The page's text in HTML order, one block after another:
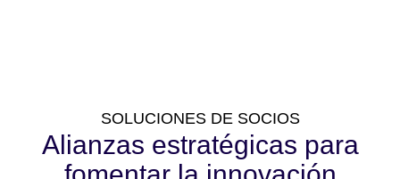
SOLUCIONES DE SOCIOS
Alianzas estratégicas para